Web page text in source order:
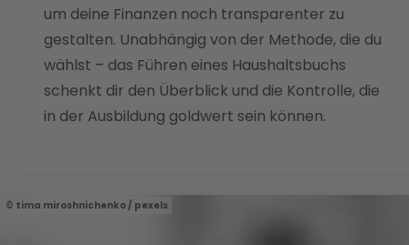
um deine Finanzen noch transparenter zu
gestalten. Unabhängig von der Methode, die du
wählst – das Führen eines Haushaltsbuchs
schenkt dir den Überblick und die Kontrolle, die
in der Ausbildung goldwert sein können.
tima miroshnichenko / pexels